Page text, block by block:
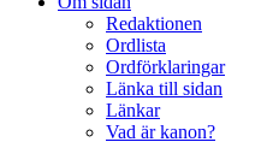
Redaktionen
Ordlista
Ordförklaringar
Länka till sidan
Länkar
Vad är kanon?